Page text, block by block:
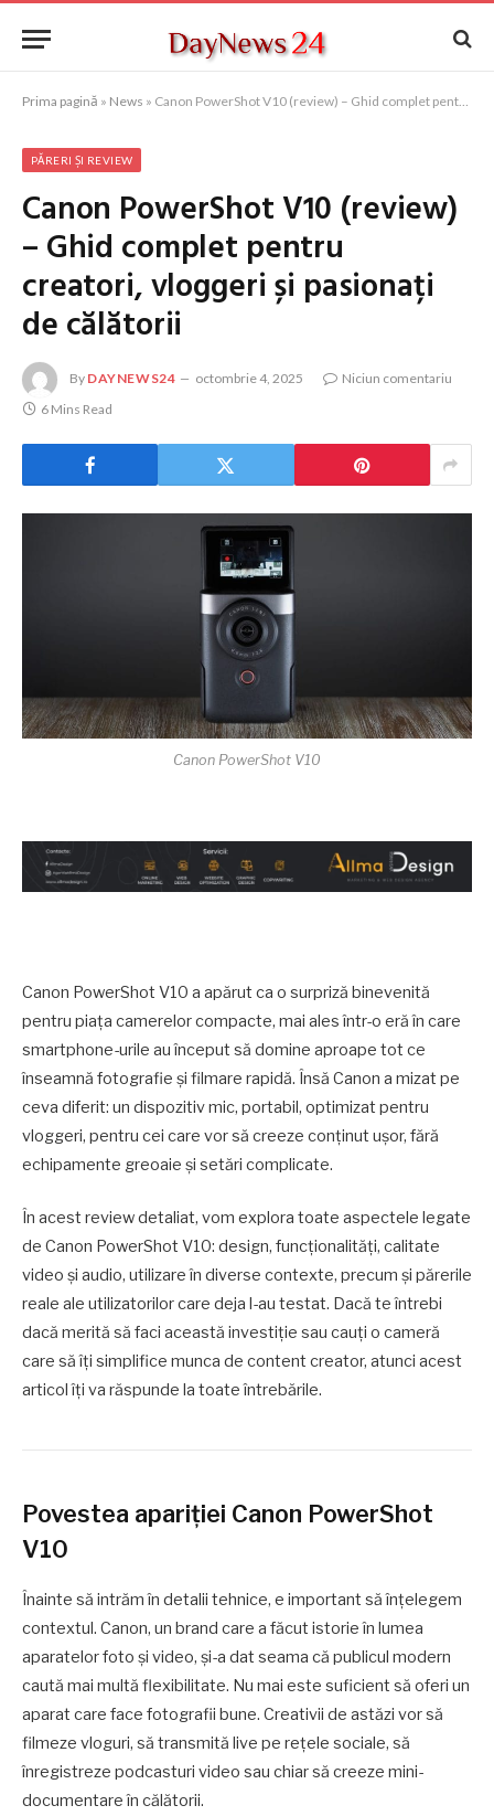
Prima pagină » News » Canon PowerShot V10 (review) – Ghid complet pentru creatori, vloggeri și pasionați de călătorii
PĂRERI ȘI REVIEW
Canon PowerShot V10 (review)
– Ghid complet pentru
creatori, vloggeri și pasionați
de călătorii
By DAYNEWS24 octombrie 4, 2025
Niciun comentariu
6 Mins Read
Canon PowerShot V10
Canon PowerShot V10 a apărut ca o surpriză binevenită
pentru piața camerelor compacte, mai ales într-o eră în care
smartphone-urile au început să domine aproape tot ce
înseamnă fotografie și filmare rapidă. Însă Canon a mizat pe
ceva diferit: un dispozitiv mic, portabil, optimizat pentru
vloggeri, pentru cei care vor să creeze conținut ușor, fără
echipamente greoaie și setări complicate.
În acest review detaliat, vom explora toate aspectele legate
de Canon PowerShot V10: design, funcționalități, calitate
video și audio, utilizare în diverse contexte, precum și părerile
reale ale utilizatorilor care deja l-au testat. Dacă te întrebi
dacă merită să faci această investiție sau cauți o cameră
care să îți simplifice munca de content creator, atunci acest
articol îți va răspunde la toate întrebările.
Povestea apariției Canon PowerShot
V10
Înainte să intrăm în detalii tehnice, e important să înțelegem
contextul. Canon, un brand care a făcut istorie în lumea
aparatelor foto și video, și-a dat seama că publicul modern
caută mai multă flexibilitate. Nu mai este suficient să oferi un
aparat care face fotografii bune. Creativii de astăzi vor să
filmeze vloguri, să transmită live pe rețele sociale, să
înregistreze podcasturi video sau chiar să creeze mini-
documentare în călătorii.